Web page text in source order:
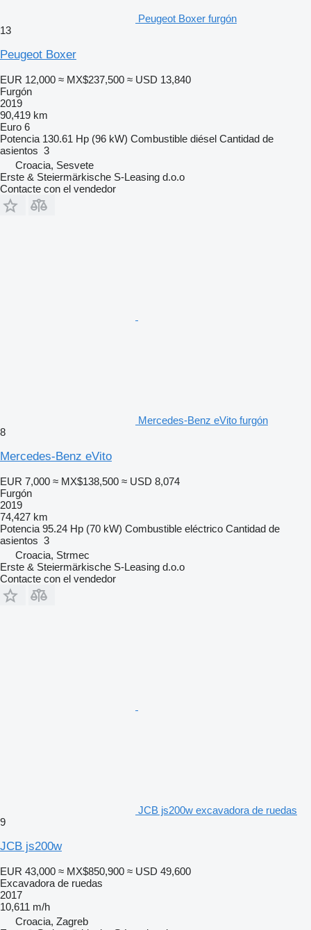
Peugeot Boxer furgón
13
Peugeot Boxer
EUR 12,000 ≈ MX$237,500 ≈ USD 13,840
Furgón
2019
90,419 km
Euro 6
Potencia 130.61 Hp (96 kW) Combustible diésel Cantidad de
asientos 3
Croacia, Sesvete
Erste & Steiermärkische S-Leasing d.o.o
Contacte con el vendedor
Mercedes-Benz eVito furgón
8
Mercedes-Benz eVito
EUR 7,000 ≈ MX$138,500 ≈ USD 8,074
Furgón
2019
74,427 km
Potencia 95.24 Hp (70 kW) Combustible eléctrico Cantidad de
asientos 3
Croacia, Strmec
Erste & Steiermärkische S-Leasing d.o.o
Contacte con el vendedor
JCB js200w excavadora de ruedas
9
JCB js200w
EUR 43,000 ≈ MX$850,900 ≈ USD 49,600
Excavadora de ruedas
2017
10,611 m/h
Croacia, Zagreb